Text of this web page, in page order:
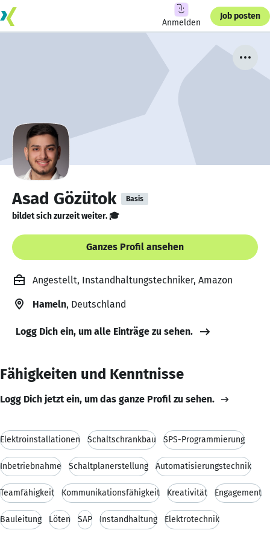
Anmelden
Job posten
Asad Gözütok Basis
bildet sich zurzeit weiter. 🎓
Ganzes Profil ansehen
Angestellt, Instandhaltungstechniker, Amazon
Hameln, Deutschland
Logg Dich ein, um alle Einträge zu sehen.
Fähigkeiten und Kenntnisse
Logg Dich jetzt ein, um das ganze Profil zu sehen.
Elektroinstallationen Schaltschrankbau SPS-Programmierung
Inbetriebnahme Schaltplanerstellung Automatisierungstechnik
Teamfähigkeit Kommunikationsfähigkeit Kreativität Engagement
Bauleitung Löten SAP Instandhaltung Elektrotechnik